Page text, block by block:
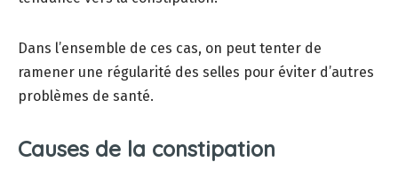
Dans l’ensemble de ces cas, on peut tenter de
ramener une régularité des selles pour éviter d’autres
problèmes de santé.
Causes de la constipation